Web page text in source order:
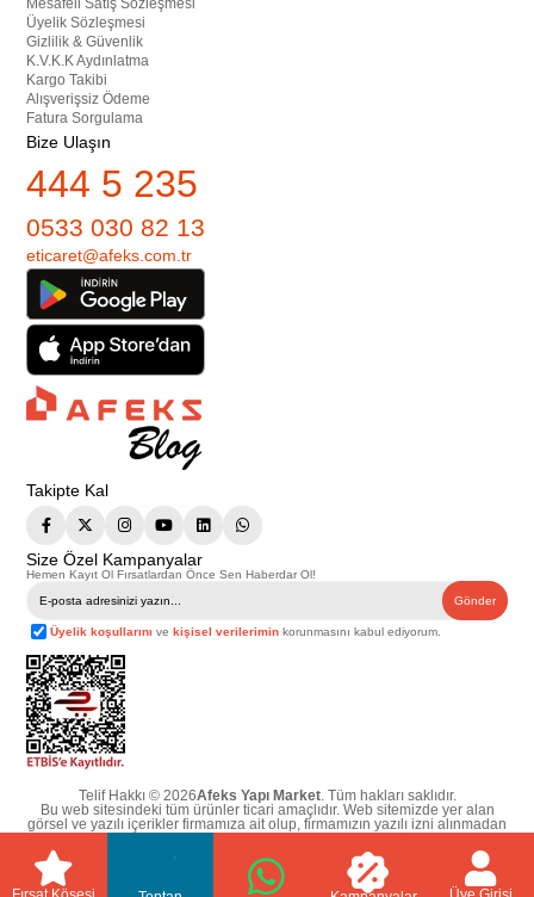
Üyelik Sözleşmesi
Gizlilik & Güvenlik
K.V.K.K Aydınlatma
Kargo Takibi
Alışverişsiz Ödeme
Fatura Sorgulama
Bize Ulaşın
444 5 235
0533 030 82 13
eticaret@afeks.com.tr
Takipte Kal
Size Özel Kampanyalar
Hemen Kayıt Ol Fırsatlardan Önce Sen Haberdar Ol!
Gönder
Üyelik koşullarını vekişisel verilerimin korunmasını kabul ediyorum.
Telif Hakkı © 2026Afeks Yapı Market. Tüm hakları saklıdır.
Bu web sitesindeki tüm ürünler ticari amaçlıdır. Web sitemizde yer alan
görsel ve yazılı içerikler firmamıza ait olup, firmamızın yazılı izni alınmadan
hiçbir yazılı/görsel içerik, logo, kopyalanamaz, kaynak gösterilemez ve
başka yerlerde kullanılamaz. İçeriklerin izin alınmadan kopyalanması ve
kullanılması 5846 sayılı Fikir ve Sanat Eserleri Yasasına göre suçtur.